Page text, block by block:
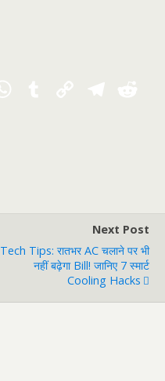
Next Post
Tech Tips: रातभर AC चलाने पर भी
नहीं बढ़ेगा Bill! जानिए 7 स्मार्ट
Cooling Hacks